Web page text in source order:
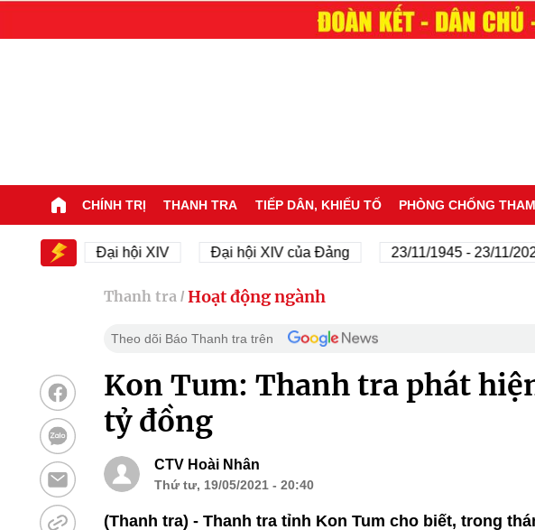
CHÍNH TRỊ THANH TRA TIẾP DÂN, KHIẾU TỐ PHÒNG CHỐNG
Đại hội XIV Đại hội XIV của Đảng 23/11/1945 - 23/11/2025
Thanh tra / Hoạt động ngành
Theo dõi Báo Thanh tra trên
Kon Tum: Thanh tra phát
tỷ đồng
CTV Hoài Nhân
Thứ tư, 19/05/2021 - 20:40
(Thanh tra) - Thanh tra tỉnh Kon Tum cho biết, trong